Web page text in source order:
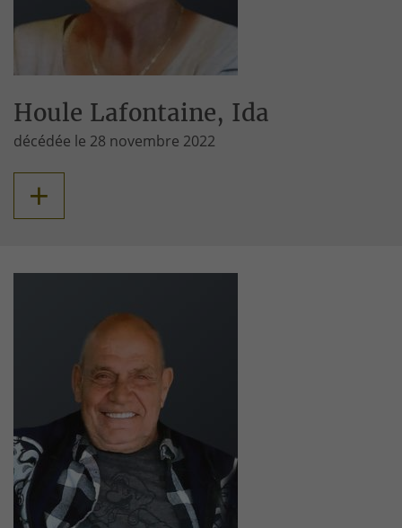
Houle Lafontaine, Ida
décédée le 28 novembre 2022
+